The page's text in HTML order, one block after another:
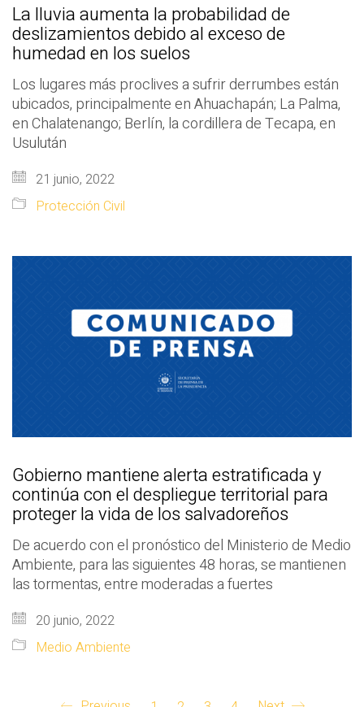
La lluvia aumenta la probabilidad de
deslizamientos debido al exceso de
humedad en los suelos
Los lugares más proclives a sufrir derrumbes están
ubicados, principalmente en Ahuachapán; La Palma,
en Chalatenango; Berlín, la cordillera de Tecapa, en
Usulután
21 junio, 2022
Protección Civil
Gobierno mantiene alerta estratificada y
continúa con el despliegue territorial para
proteger la vida de los salvadoreños
De acuerdo con el pronóstico del Ministerio de Medio
Ambiente, para las siguientes 48 horas, se mantienen
las tormentas, entre moderadas a fuertes
20 junio, 2022
Medio Ambiente